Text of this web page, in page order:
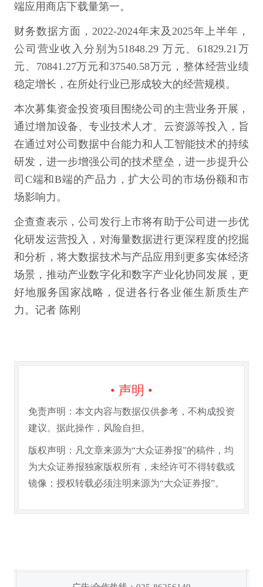
端应用商店下载量第一。
财务数据方面，2022-2024年末及2025年上半年，
公司营业收入分别为51848.29 万元、61829.21万
元、70841.27万元和37540.58万元，整体经营业绩
稳定增长，在所处行业已形成较大的经营规模。
本次募集资金投资项目围绕公司的主营业务开展，
通过增加设备、专业技术人才、云资源等投入，旨
在通过对公司数据中台能力和人工智能技术的持续
研发，进一步增强公司的技术壁垒，进一步提升公
司C端和B端的产品力，扩大公司的市场份额和市
场影响力。
企查查表示，公司发行上市将有助于公司进一步优
化研发运营投入，对海量数据进行更深程度的挖掘
和分析，将大数据技术与产品应用到更多实体经济
场景，推动产业数字化和数字产业化协同发展，更
好地服务国家战略，促进各行各业催生新质生产
力。记者 陈刚
• 声明 •
免责声明：本文内容与数据仅供参考，不构成投资
建议。据此操作，风险自担。
版权声明：凡文章来源为“大众证券报”的稿件，均
为大众证券报独家版权所有，未经许可不得转载或
镜像；授权转载必须注明来源为“大众证券报”。